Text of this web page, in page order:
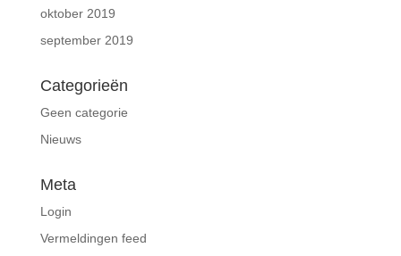
oktober 2019
september 2019
Categorieën
Geen categorie
Nieuws
Meta
Login
Vermeldingen feed